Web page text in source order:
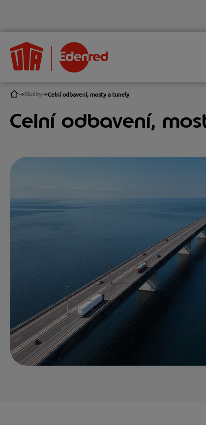
Služby Celní odbavení, mosty a tunely
Celní odbavení,